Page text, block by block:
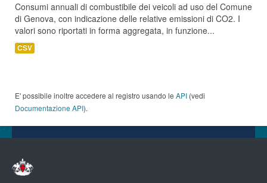
Consumi annuali di combustibile dei veicoli ad uso del Comune
di Genova, con indicazione delle relative emissioni di CO2. I
valori sono riportati in forma aggregata, in funzione...
CSV
E' possibile inoltre accedere al registro usando le API (vedi
Documentazione API).